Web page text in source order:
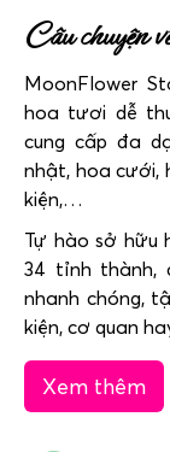
Câu chuyện
MoonFlower
hoa tươi dễ
cung cấp đa
nhật, hoa cưới,
kiện,…
Tự hào sở hữu
34 tỉnh thành,
nhanh chóng,
kiện, cơ quan
Xem thêm